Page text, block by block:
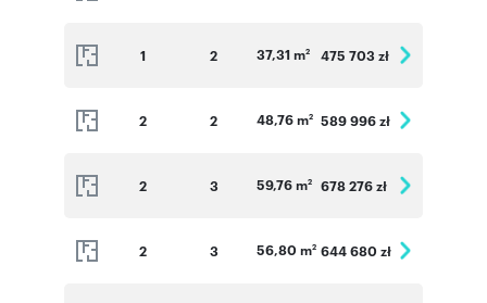
1 2 37,31 m2 475 703 zł
2 2 48,76 m2 589 996 zł
2 3 59,76 m2 678 276 zł
2 3 56,80 m2 644 680 zł